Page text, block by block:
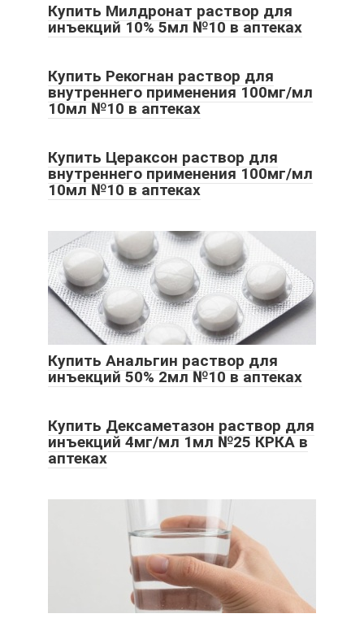
Купить Милдронат раствор для
инъекций 10% 5мл №10 в аптеках
Купить Рекогнан раствор для
внутреннего применения 100мг/мл
10мл №10 в аптеках
Купить Цераксон раствор для
внутреннего применения 100мг/мл
10мл №10 в аптеках
Купить Анальгин раствор для
инъекций 50% 2мл №10 в аптеках
Купить Дексаметазон раствор для
инъекций 4мг/мл 1мл №25 КРКА в
аптеках